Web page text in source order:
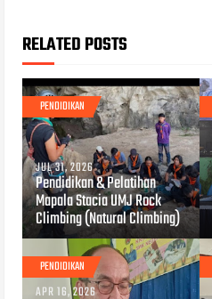
RELATED POSTS
PENDIDIKAN
JUL 31, 2026
Pendidikan & Pelatihan
Mapala Stacia UMJ Rock
Climbing (Natural Climbing)
PENDIDIKAN
APR 16, 2026